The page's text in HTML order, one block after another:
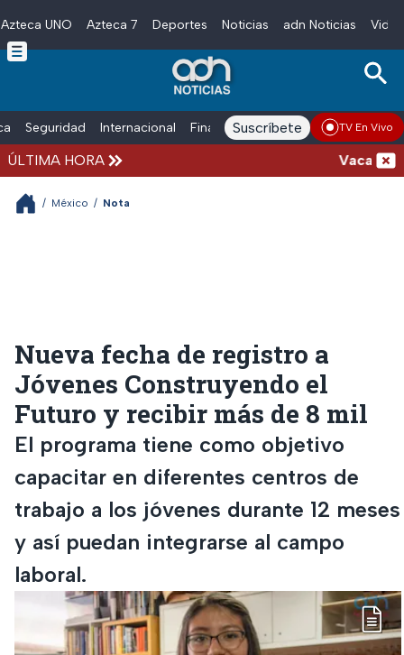
Skip to main content
Azteca UNO Azteca 7 Deportes Noticias adn Noticias
Seguridad Internacional Finanzas adn Noticias Radio
Suscríbete TV En Vivo
ÚLTIMA HORA
/ México / Nota
Nueva fecha de registro a
Jóvenes Construyendo el
Futuro y recibir más de 8 mil
El programa tiene como objetivo
capacitar en diferentes centros de
trabajo a los jóvenes durante 12 meses
y así puedan integrarse al campo
laboral.